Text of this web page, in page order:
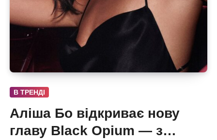
В ТРЕНДІ
Аліша Бо відкриває нову
главу Black Opium — з